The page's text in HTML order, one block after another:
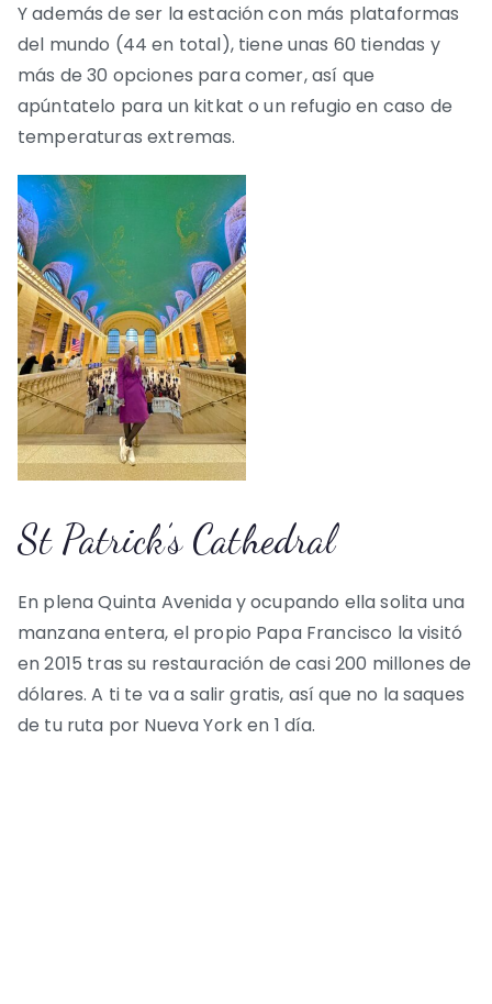
Y además de ser la estación con más plataformas
del mundo (44 en total), tiene unas 60 tiendas y
más de 30 opciones para comer, así que
apúntatelo para un kitkat o un refugio en caso de
temperaturas extremas.
St Patrick’s Cathedral
En plena Quinta Avenida y ocupando ella solita una
manzana entera, el propio Papa Francisco la visitó
en 2015 tras su restauración de casi 200 millones de
dólares. A ti te va a salir gratis, así que no la saques
de tu ruta por Nueva York en 1 día.